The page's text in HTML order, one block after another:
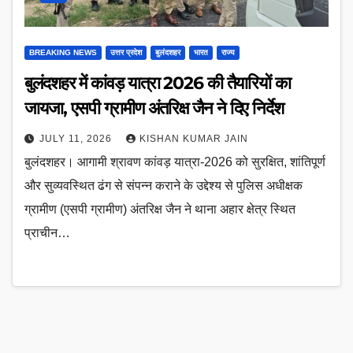
BREAKING NEWS उत्तर प्रदेश बुलंदशहर भारत राज्य
बुलंदशहर में कांवड़ यात्रा 2026 की तैयारियों का
जायजा, एसपी ग्रामीण अंतरिक्ष जैन ने दिए निर्देश
JULY 11, 2026 KISHAN KUMAR JAIN
बुलंदशहर। आगामी श्रावण कांवड़ यात्रा-2026 को सुरक्षित, शांतिपूर्ण
और सुव्यवस्थित ढंग से संपन्न कराने के उद्देश्य से पुलिस अधीक्षक
ग्रामीण (एसपी ग्रामीण) अंतरिक्ष जैन ने थाना अहार क्षेत्र स्थित
प्राचीन…